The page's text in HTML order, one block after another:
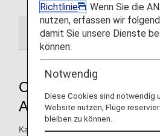
Orientierungshilfe für den
Orientierungshilfe für
Airport
Karten der Ankunfts- und
Richtlinie
. Wenn Sie die
nutzen, erfassen wir
damit Sie unsere Dienste
können:
Notwendig
Diese Cookies sind notwendig
Website nutzen, Flüge
bleiben zu können.